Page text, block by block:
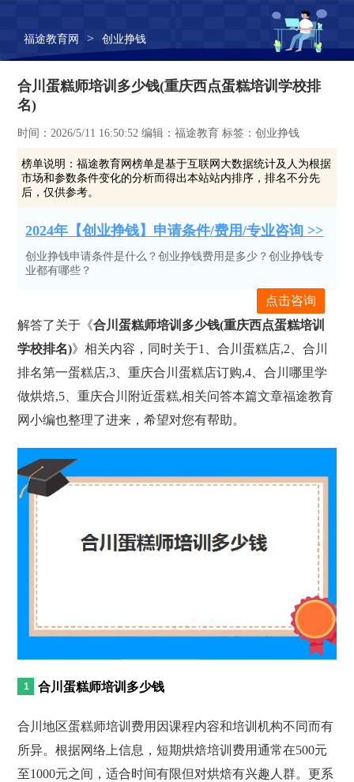
福途教育网 > 创业挣钱
合川蛋糕师培训多少钱(重庆西点蛋糕培训学校排
名)
时间：2026/5/11 16:50:52 编辑：福途教育 标签：创业挣钱
榜单说明：福途教育网榜单是基于互联网大数据统计及人为根据
市场和参数条件变化的分析而得出本站站内排序，排名不分先
后，仅供参考。
2024年【创业挣钱】申请条件/费用/专业咨询 >>
创业挣钱申请条件是什么？创业挣钱费用是多少？创业挣钱专
业都有哪些？
点击咨询
解答了关于《合川蛋糕师培训多少钱(重庆西点蛋糕培训
学校排名)》相关内容，同时关于1、合川蛋糕店,2、合川
排名第一蛋糕店,3、重庆合川蛋糕店订购,4、合川哪里学
做烘焙,5、重庆合川附近蛋糕,相关问答本篇文章福途教育
网小编也整理了进来，希望对您有帮助。
合川蛋糕师培训多少钱
合川地区蛋糕师培训费用因课程内容和培训机构不同而有
所异。根据网络上信息，短期烘焙培训费用通常在500元
至1000元之间，适合时间有限但对烘焙有兴趣人群。更系